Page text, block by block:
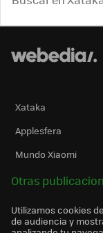
Xataka
Applesfera
Mundo Xiaomi
Otras
Utilizamos cookies
de audiencia y